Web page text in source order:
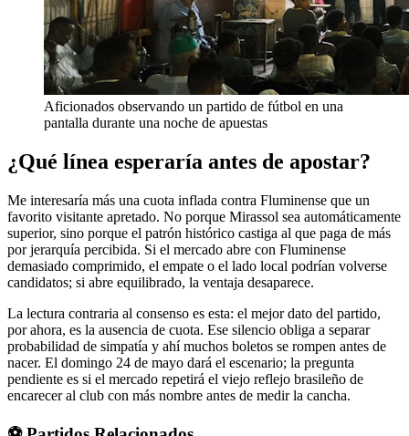
Aficionados observando un partido de fútbol en una
pantalla durante una noche de apuestas
¿Qué línea esperaría antes de apostar?
Me interesaría más una cuota inflada contra Fluminense que un
favorito visitante apretado. No porque Mirassol sea automáticamente
superior, sino porque el patrón histórico castiga al que paga de más
por jerarquía percibida. Si el mercado abre con Fluminense
demasiado comprimido, el empate o el lado local podrían volverse
candidatos; si abre equilibrado, la ventaja desaparece.
La lectura contraria al consenso es esta: el mejor dato del partido,
por ahora, es la ausencia de cuota. Ese silencio obliga a separar
probabilidad de simpatía y ahí muchos boletos se rompen antes de
nacer. El domingo 24 de mayo dará el escenario; la pregunta
pendiente es si el mercado repetirá el viejo reflejo brasileño de
encarecer al club con más nombre antes de medir la cancha.